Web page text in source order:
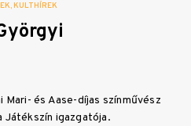
KULTHÍREK
Mari- és Aase-díjas színművész
igazgatója.